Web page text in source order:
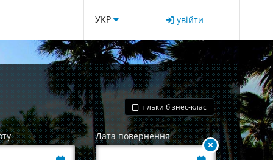
УКР увійти
тільки бізнес-клас
Дата повернення